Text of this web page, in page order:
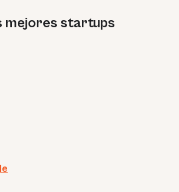
mejores startups